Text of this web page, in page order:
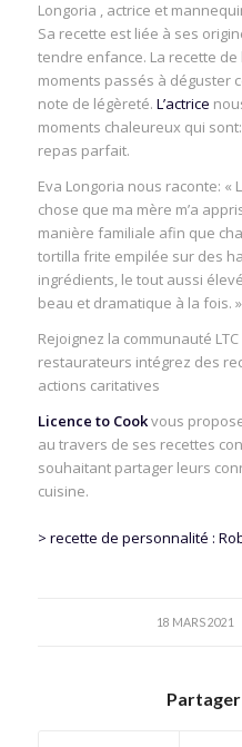
Longoria , actrice et
Sa recette est liée à ses
tendre enfance. La recette de
moments passés à déguster
note de légèreté. L’actrice
moments chaleureux qui
repas parfait.
Eva Longoria nous raconte: «
chose que ma mère m’a
manière familiale afin que
tortilla frite empilée sur des
ingrédients, le tout aussi
beau et dramatique à la fois. »
Rejoignez la communauté
restaurateurs intégrez des
actions caritatives
Licence to Cookvous
au travers de ses recettes
souhaitant partager leurs
cuisine.
> recette de personnalité :
18 MARS 2021
/